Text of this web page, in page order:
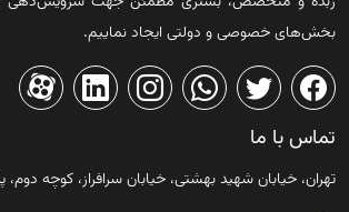
بخش‌های خصوصی و دولتی ایجاد نماییم.
تماس با ما
تهران، خیابان شهید بهشتی، خیابان سرافراز، کوچه دوم، پلاک ۱۹،